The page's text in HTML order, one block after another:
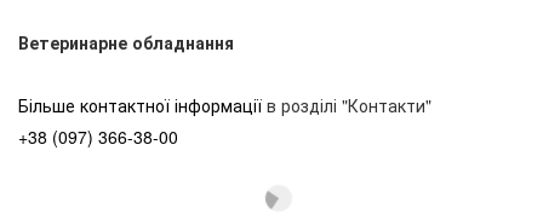
Ветеринарне обладнання
Більше контактної інформації в розділі "Контакти"
+38 (097) 366-38-00